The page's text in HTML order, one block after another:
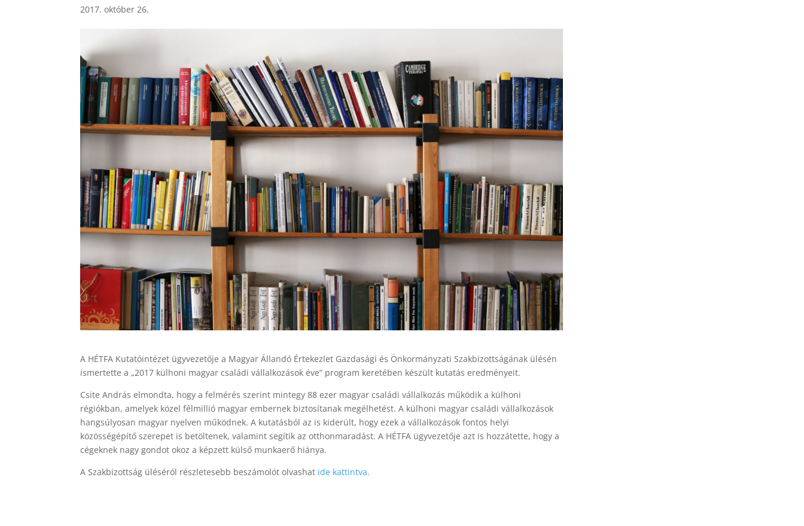
2017. október 26.
A HÉTFA Kutatóintézet ügyvezetője a Magyar Állandó Értekezlet Gazdasági és Önkormányzati Szakbizottságának ülésén
ismertette a „2017 külhoni magyar családi vállalkozások éve” program keretében készült kutatás eredményeit.
Csite András elmondta, hogy a felmérés szerint mintegy 88 ezer magyar családi vállalkozás működik a külhoni
régiókban, amelyek közel félmillió magyar embernek biztosítanak megélhetést. A külhoni magyar családi vállalkozások
hangsúlyosan magyar nyelven működnek. A kutatásból az is kiderült, hogy ezek a vállalkozások fontos helyi
közösségépítő szerepet is betöltenek, valamint segítik az otthonmaradást. A HÉTFA ügyvezetője azt is hozzátette, hogy a
cégeknek nagy gondot okoz a képzett külső munkaerő hiánya.
A Szakbizottság üléséról részletesebb beszámolót olvashat ide kattintva.